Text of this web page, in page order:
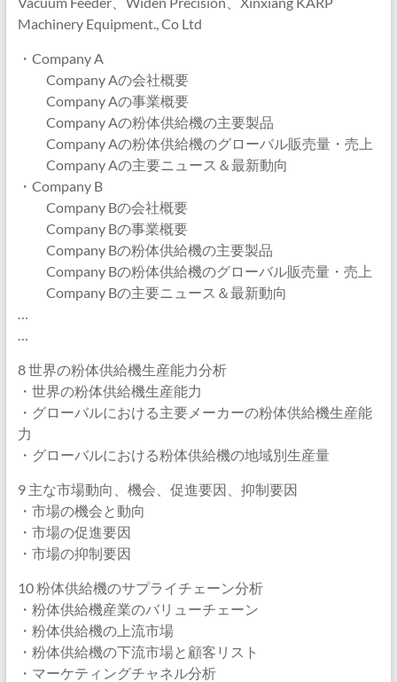
Machinery Equipment., Co Ltd
・Company A
Company Aの会社概要
Company Aの事業概要
Company Aの粉体供給機の主要製品
Company Aの粉体供給機のグローバル販売量・売上
Company Aの主要ニュース＆最新動向
・Company B
Company Bの会社概要
Company Bの事業概要
Company Bの粉体供給機の主要製品
Company Bの粉体供給機のグローバル販売量・売上
Company Bの主要ニュース＆最新動向
…
…
8 世界の粉体供給機生産能力分析
・世界の粉体供給機生産能力
・グローバルにおける主要メーカーの粉体供給機生産能
力
・グローバルにおける粉体供給機の地域別生産量
9 主な市場動向、機会、促進要因、抑制要因
・市場の機会と動向
・市場の促進要因
・市場の抑制要因
10 粉体供給機のサプライチェーン分析
・粉体供給機産業のバリューチェーン
・粉体供給機の上流市場
・粉体供給機の下流市場と顧客リスト
・マーケティングチャネル分析